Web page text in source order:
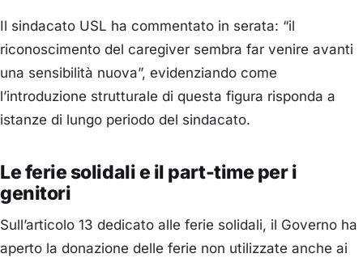
Il sindacato USL ha commentato in serata: “il
riconoscimento del caregiver sembra far venire avanti
una sensibilità nuova”, evidenziando come
l’introduzione strutturale di questa figura risponda a
istanze di lungo periodo del sindacato.
Le ferie solidali e il part-time per i
genitori
Sull’articolo 13 dedicato alle ferie solidali, il Governo ha
aperto la donazione delle ferie non utilizzate anche ai